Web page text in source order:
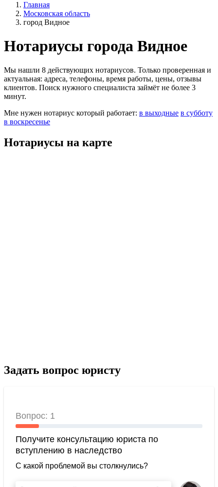
Главная
Московская область
город Видное
Нотариусы города Видное
Мы нашли 8 действующих нотариусов. Только проверенная и
актуальная: адреса, телефоны, время работы, цены, отзывы
клиентов. Поиск нужного специалиста займёт не более 3
минут.
Мне нужен нотариус который работает: в выходные в субботу
в воскресенье
Нотариусы на карте
Задать вопрос юристу